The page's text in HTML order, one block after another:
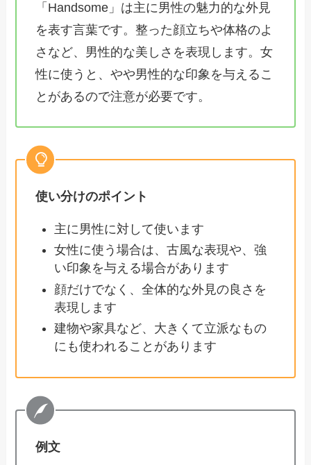
「Handsome」は主に男性の魅力的な外見
を表す言葉です。整った顔立ちや体格のよ
さなど、男性的な美しさを表現します。女
性に使うと、やや男性的な印象を与えるこ
とがあるので注意が必要です。
使い分けのポイント
主に男性に対して使います
女性に使う場合は、古風な表現や、強
い印象を与える場合があります
顔だけでなく、全体的な外見の良さを
表現します
建物や家具など、大きくて立派なもの
にも使われることがあります
例文